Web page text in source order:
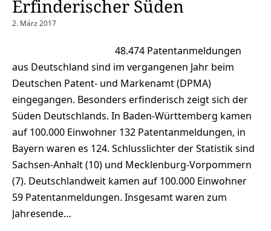
Erfinderischer Süden
2. März 2017
48.474 Patentanmeldungen
aus Deutschland sind im vergangenen Jahr beim
Deutschen Patent- und Markenamt (DPMA)
eingegangen. Besonders erfinderisch zeigt sich der
Süden Deutschlands. In Baden-Württemberg kamen
auf 100.000 Einwohner 132 Patentanmeldungen, in
Bayern waren es 124. Schlusslichter der Statistik sind
Sachsen-Anhalt (10) und Mecklenburg-Vorpommern
(7). Deutschlandweit kamen auf 100.000 Einwohner
59 Patentanmeldungen. Insgesamt waren zum
Jahresende…